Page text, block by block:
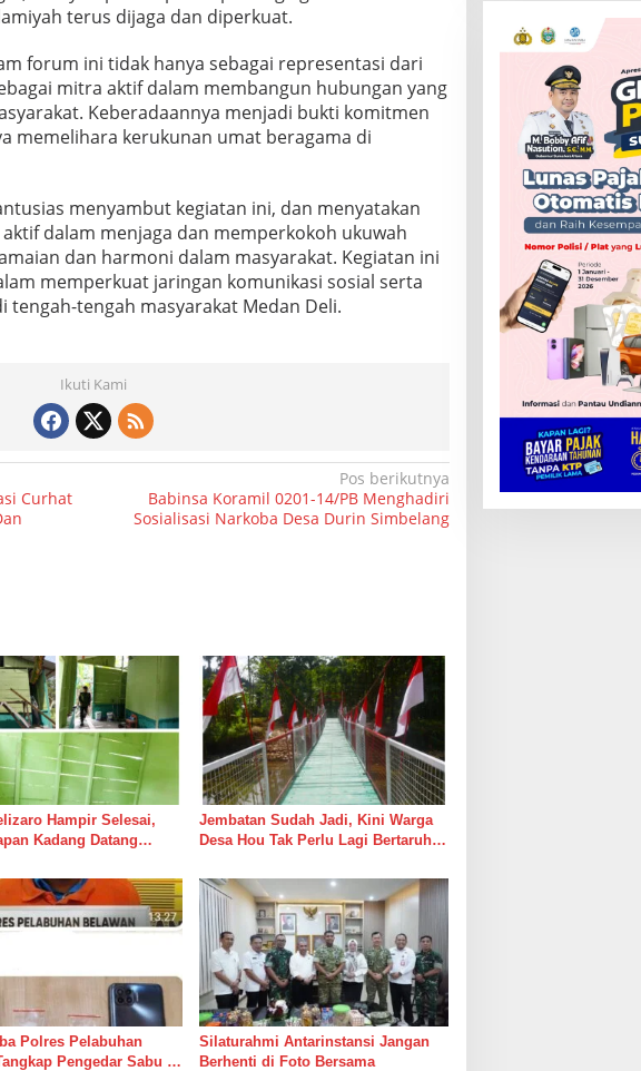
terus dijaga dan diperkuat.
forum ini tidak hanya sebagai representasi dari
mitra aktif dalam membangun hubungan yang
Keberadaannya menjadi bukti komitmen
memelihara kerukunan umat beragama di
menyambut kegiatan ini, dan menyatakan
dalam menjaga dan memperkokoh ukuwah
dan harmoni dalam masyarakat. Kegiatan ini
memperkuat jaringan komunikasi sosial serta
tengah masyarakat Medan Deli.
Ikuti Kami
Curhat
Pos berikutnya
Babinsa Koramil 0201-14/PB Menghadiri
Sosialisasi Narkoba Desa Durin Simbelang
Hampir Selesai,
Kadang Datang
Jembatan Sudah Jadi, Kini Warga
Desa Hou Tak Perlu Lagi Bertaruh
Polres Pelabuhan
Pengedar Sabu di
Silaturahmi Antarinstansi Jangan
Berhenti di Foto Bersama